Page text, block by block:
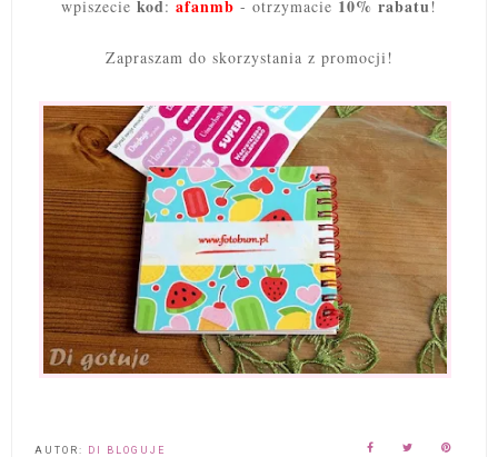
wpiszecie kod: afanmb - otrzymacie 10% rabatu!
Zapraszam do skorzystania z promocji!
AUTOR: DI BLOGUJE